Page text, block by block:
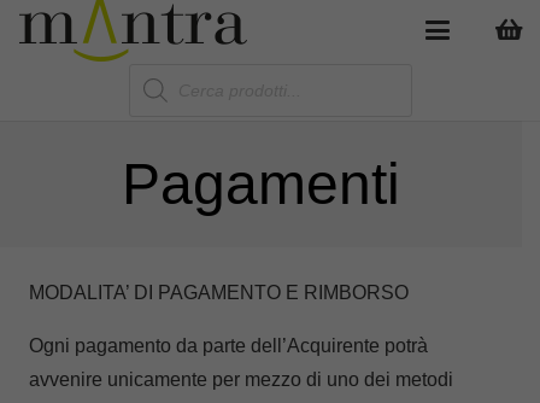
search
Pagamenti
MODALITA’ DI PAGAMENTO E RIMBORSO
Ogni pagamento da parte dell’Acquirente potrà
avvenire unicamente per mezzo di uno dei metodi